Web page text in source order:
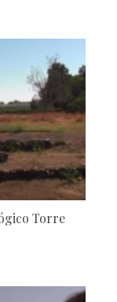
Torre